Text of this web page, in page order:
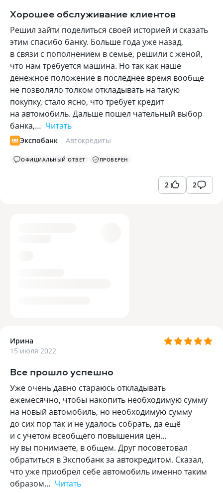
Хорошее обслуживание клиентов
Решил зайти поделиться своей историей и сказать
этим спасибо банку. Больше года уже назад,
в связи с пополнением в семье, решили с женой,
что нам требуется машина. Но так как наше
денежное положение в последнее время вообще
не позволяло толком откладывать на такую
покупку, стало ясно, что требует кредит
на автомобиль. Дальше пошел чательный выбор
банка,… Читать
Экспобанк Автокредиты
ОФИЦИАЛЬНЫЙ ОТВЕТ ПРОВЕРЕН
2 2
Ирина
15 июля 2022
Все прошло успешно
Уже очень давно стараюсь откладывать
ежемесячно, чтобы накопить необходимую сумму
на новый автомобиль, но необходимую сумму
до сих пор так и не удалось собрать, да ещё
и с учетом всеобщего повышения цен…
ну вы понимаете, в общем. Друг посоветовал
обратиться в Экспобанк за автокредитом. Сказал,
что уже приобрел себе автомобиль именно таким
образом… Читать